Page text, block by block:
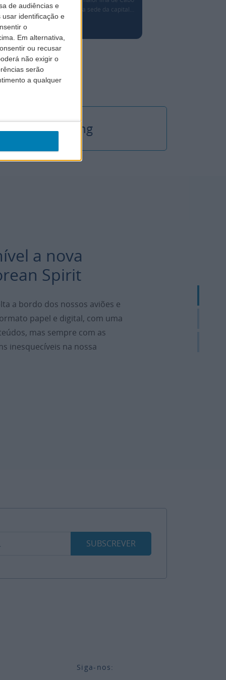
de audiências e
identificação e
o
Em alternativa,
ou recusar
não exigir o
serão
a qualquer
Verde e a sede da capital…
Handling
a nova
Spirit
a bordo dos nossos aviões e
papel e digital, com uma
mas sempre com as
inesquecíveis na nossa
SUBSCREVER
Siga-nos: